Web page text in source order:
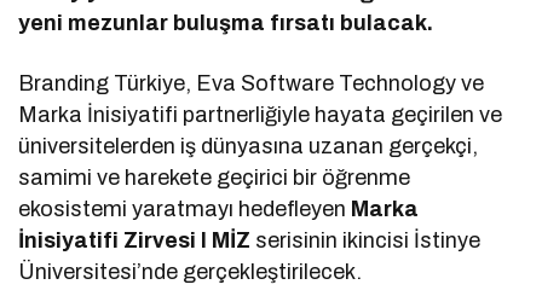
yeni mezunlar buluşma fırsatı bulacak.
Branding Türkiye, Eva Software Technology ve
Marka İnisiyatifi partnerliğiyle hayata geçirilen ve
üniversitelerden iş dünyasına uzanan gerçekçi,
samimi ve harekete geçirici bir öğrenme
ekosistemi yaratmayı hedefleyen Marka
İnisiyatifi Zirvesi I MİZ serisinin ikincisi İstinye
Üniversitesi’nde gerçekleştirilecek.